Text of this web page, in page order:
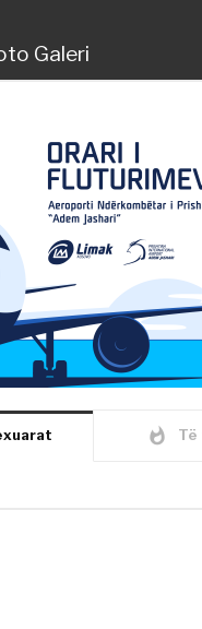
Galeri
whatshot